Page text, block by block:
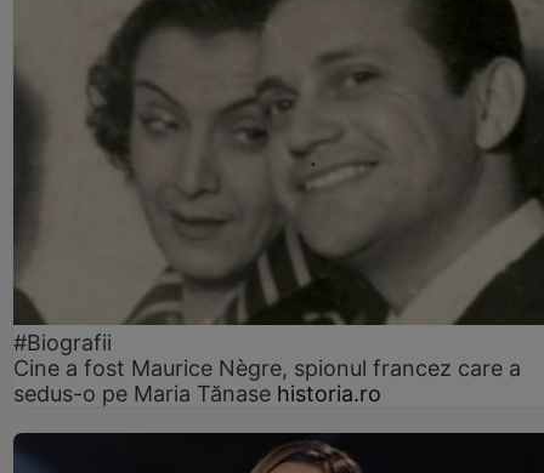
#Biografii
Cine a fost Maurice Nègre, spionul francez care a
sedus-o pe Maria Tănase historia.ro